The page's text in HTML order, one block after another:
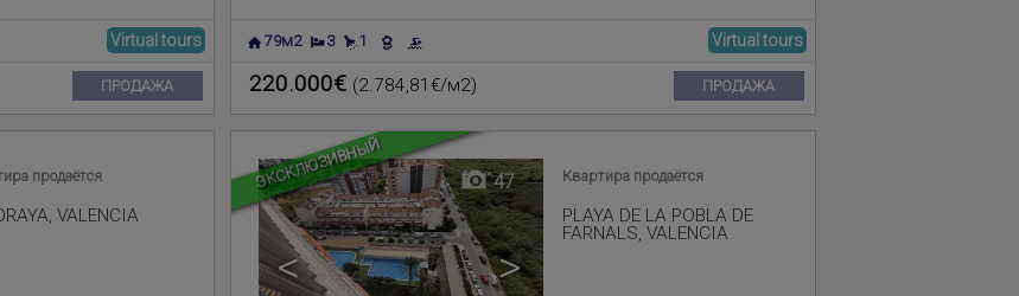
Virtual tours
ПРОДАЖА
79м2 3 1 Virtual tours
220.000€ (2.784,81€/м2) ПРОДАЖА
, VALENCIA
продаётся ЭКСКЛЮЗИВНЫЙ
< >
47
PLAYA DE LA POBLA DE
FARNALS, VALENCIA
Квартира продаётся